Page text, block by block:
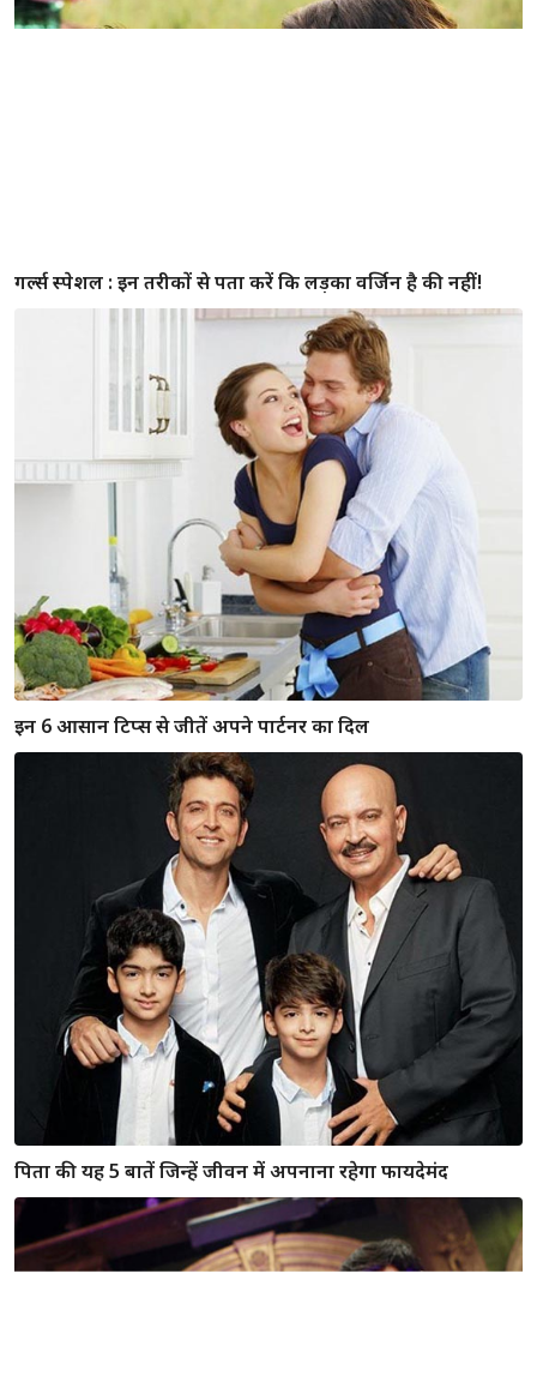
गर्ल्स स्पेशल : इन तरीकों से पता करें कि लड़का वर्जिन है की नहीं!
इन 6 आसान टिप्स से जीतें अपने पार्टनर का दिल
पिता की यह 5 बातें जिन्हें जीवन में अपनाना रहेगा फायदेमंद